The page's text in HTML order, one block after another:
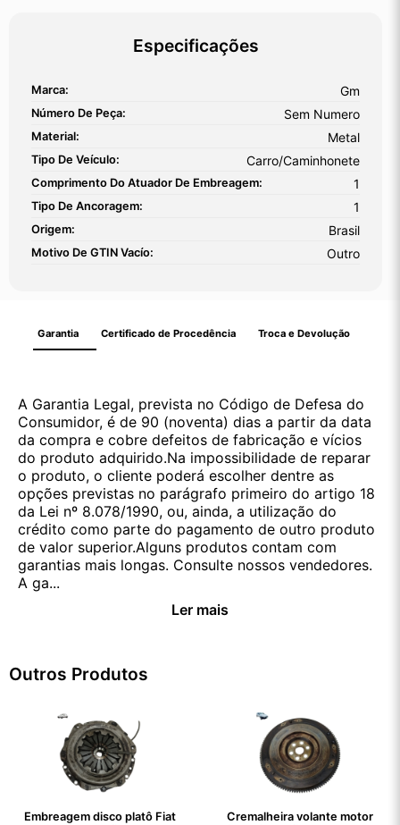
Especificações
Marca: Gm
Número De Peça: Sem Numero
Material: Metal
Tipo De Veículo: Carro/Caminhonete
Comprimento Do Atuador De Embreagem: 1
Tipo De Ancoragem: 1
Origem: Brasil
Motivo De GTIN Vacío: Outro
Garantia Certificado de Procedência Troca e Devolução
A Garantia Legal, prevista no Código de Defesa do
Consumidor, é de 90 (noventa) dias a partir da data
da compra e cobre defeitos de fabricação e vícios
do produto adquirido.Na impossibilidade de reparar
o produto, o cliente poderá escolher dentre as
opções previstas no parágrafo primeiro do artigo 18
da Lei nº 8.078/1990, ou, ainda, a utilização do
crédito como parte do pagamento de outro produto
de valor superior.Alguns produtos contam com
garantias mais longas. Consulte nossos vendedores.
A ga...
Ler mais
Outros Produtos
Embreagem disco platô Fiat
Cremalheira volante motor